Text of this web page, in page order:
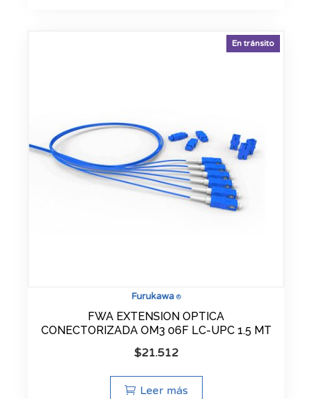
Furukawa®
En tránsito
FWA EXTENSION OPTICA
CONECTORIZADA OM3 06F LC-UPC 1.5 MT
$21.512
Leer más